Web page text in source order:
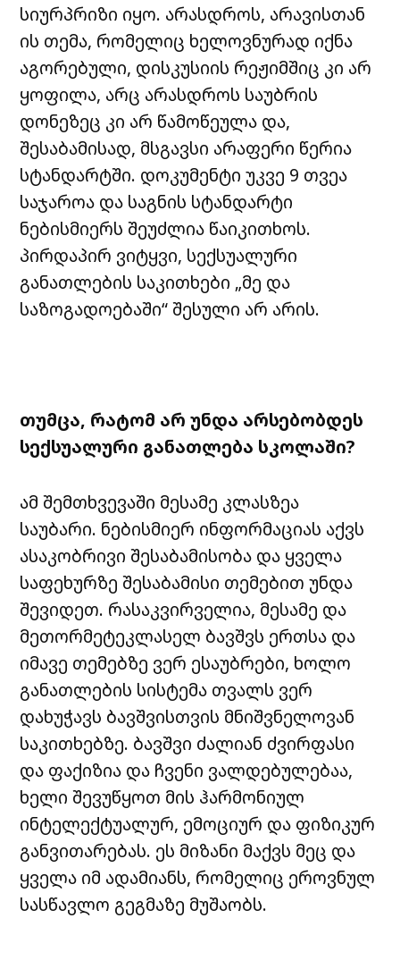
სიურპრიზი იყო. არასდროს, არავისთან
ის თემა, რომელიც ხელოვნურად იქნა
აგორებული, დისკუსიის რეჟიმშიც კი არ
ყოფილა, არც არასდროს საუბრის
დონეზეც კი არ წამოწეულა და,
შესაბამისად, მსგავსი არაფერი წერია
სტანდარტში. დოკუმენტი უკვე 9 თვეა
საჯაროა და საგნის სტანდარტი
ნებისმიერს შეუძლია წაიკითხოს.
პირდაპირ ვიტყვი, სექსუალური
განათლების საკითხები „მე და
საზოგადოებაში“ შესული არ არის.
თუმცა, რატომ არ უნდა არსებობდეს
სექსუალური განათლება სკოლაში?
ამ შემთხვევაში მესამე კლასზეა
საუბარი. ნებისმიერ ინფორმაციას აქვს
ასაკობრივი შესაბამისობა და ყველა
საფეხურზე შესაბამისი თემებით უნდა
შევიდეთ. რასაკვირველია, მესამე და
მეთორმეტეკლასელ ბავშვს ერთსა და
იმავე თემებზე ვერ ესაუბრები, ხოლო
განათლების სისტემა თვალს ვერ
დახუჭავს ბავშვისთვის მნიშვნელოვან
საკითხებზე. ბავშვი ძალიან ძვირფასი
და ფაქიზია და ჩვენი ვალდებულებაა,
ხელი შევუწყოთ მის ჰარმონიულ
ინტელექტუალურ, ემოციურ და ფიზიკურ
განვითარებას. ეს მიზანი მაქვს მეც და
ყველა იმ ადამიანს, რომელიც ეროვნულ
სასწავლო გეგმაზე მუშაობს.